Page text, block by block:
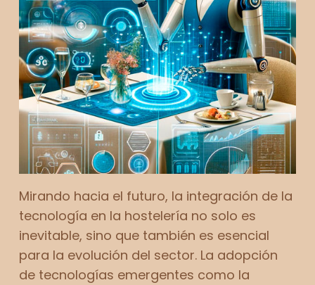
Mirando hacia el futuro, la integración de la
tecnología en la hostelería no solo es
inevitable, sino que también es esencial
para la evolución del sector. La adopción
de tecnologías emergentes como la